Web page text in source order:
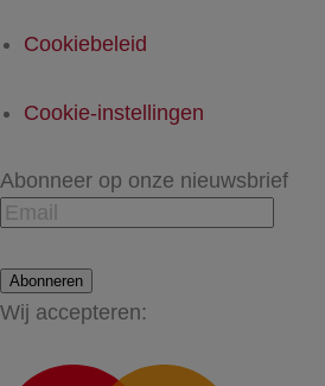
Cookiebeleid
Cookie-instellingen
Abonneer op onze nieuwsbrief
Abonneren
Wij accepteren: